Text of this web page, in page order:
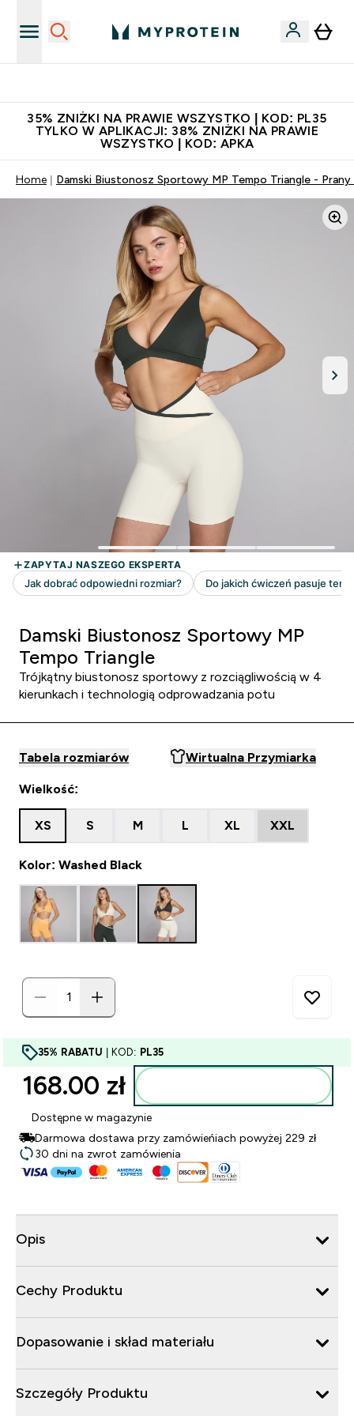
35% ZNIŻKI NA PRAWIE WSZYSTKO | KOD: PL35
TYLKO W APLIKACJI: 38% ZNIŻKI NA PRAWIE
WSZYSTKO | KOD: APKA
Home Damski Biustonosz Sportowy MP Tempo Triangle - Prany
Damski Biustonosz Sportowy MP
Tempo Triangle
Trójkątny biustonosz sportowy z rozciągliwością w 4
kierunkach i technologią odprowadzania potu
Tabela rozmiarów Wirtualna Przymiarka
Wielkość:
XS S M L XL XXL
Kolor: Washed Black
35% RABATU | KOD: PL35
168.00 zł‎
Dostępne w magazynie
Darmowa dostawa przy zamówieńiach powyżej 229 zł
30 dni na zwrot zamówienia
Opis
Cechy Produktu
Dopasowanie i skład materiału
Szczegóły Produktu